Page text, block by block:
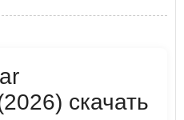
скачать